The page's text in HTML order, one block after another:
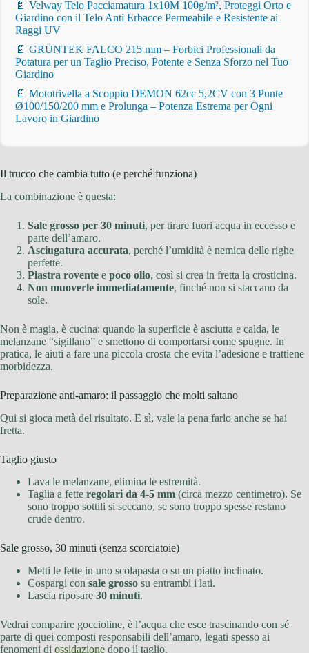
📄 Velway Telo Pacciamatura 1x10M 100g/m², Proteggi Orto e
Giardino con il Telo Anti Erbacce Permeabile e Resistente ai
Raggi UV
📄 GRÜNTEK FALCO 215 mm – Forbici Professionali da
Potatura per un Taglio Preciso, Potente e Senza Sforzo nel Tuo
Giardino
📄 Mototrivella a Scoppio DEMON 62cc 5,2CV con 3 Punte
Ø100/150/200 mm e Prolunga – Potenza Estrema per Ogni
Lavoro in Giardino
Il trucco che cambia tutto (e perché funziona)
La combinazione è questa:
Sale grosso per 30 minuti, per tirare fuori acqua in eccesso e
parte dell’amaro.
Asciugatura accurata, perché l’umidità è nemica delle righe
perfette.
Piastra rovente e poco olio, così si crea in fretta la crosticina.
Non muoverle immediatamente, finché non si staccano da
sole.
Non è magia, è cucina: quando la superficie è asciutta e calda, le
melanzane “sigillano” e smettono di comportarsi come spugne. In
pratica, le aiuti a fare una piccola crosta che evita l’adesione e trattiene
morbidezza.
Preparazione anti-amaro: il passaggio che molti saltano
Qui si gioca metà del risultato. E sì, vale la pena farlo anche se hai
fretta.
Taglio giusto
Lava le melanzane, elimina le estremità.
Taglia a fette regolari da 4-5 mm (circa mezzo centimetro). Se
sono troppo sottili si seccano, se sono troppo spesse restano
crude dentro.
Sale grosso, 30 minuti (senza scorciatoie)
Metti le fette in uno scolapasta o su un piatto inclinato.
Cospargi con sale grosso su entrambi i lati.
Lascia riposare 30 minuti.
Vedrai comparire goccioline, è l’acqua che esce trascinando con sé
parte di quei composti responsabili dell’amaro, legati spesso ai
fenomeni di ossidazione dopo il taglio.